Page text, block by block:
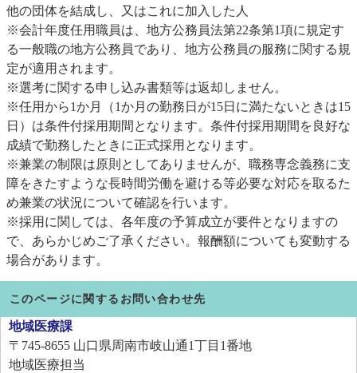
他の団体を結成し、又はこれに加入した人
※会計年度任用職員は、地方公務員法第22条第1項に規定す
る一般職の地方公務員であり、地方公務員の服務に関する規
定が適用されます。
※選考に関する申し込み書類等は返却しません。
※任用から1か月（1か月の勤務日が15日に満たないときは15
日）は条件付採用期間となります。条件付採用期間を良好な
成績で勤務したときに正式採用となります。
※兼業の制限は原則としてありませんが、職務専念義務に支
障をきたすような長時間労働を避ける等必要な対応を取るた
め兼業の状況について確認を行います。
※採用に関しては、各年度の予算成立が要件となりますの
で、あらかじめご了承ください。報酬額についても変動する
場合があります。
このページに関するお問い合わせ先
地域医療課
〒745-8655 山口県周南市岐山通1丁目1番地
地域医療担当